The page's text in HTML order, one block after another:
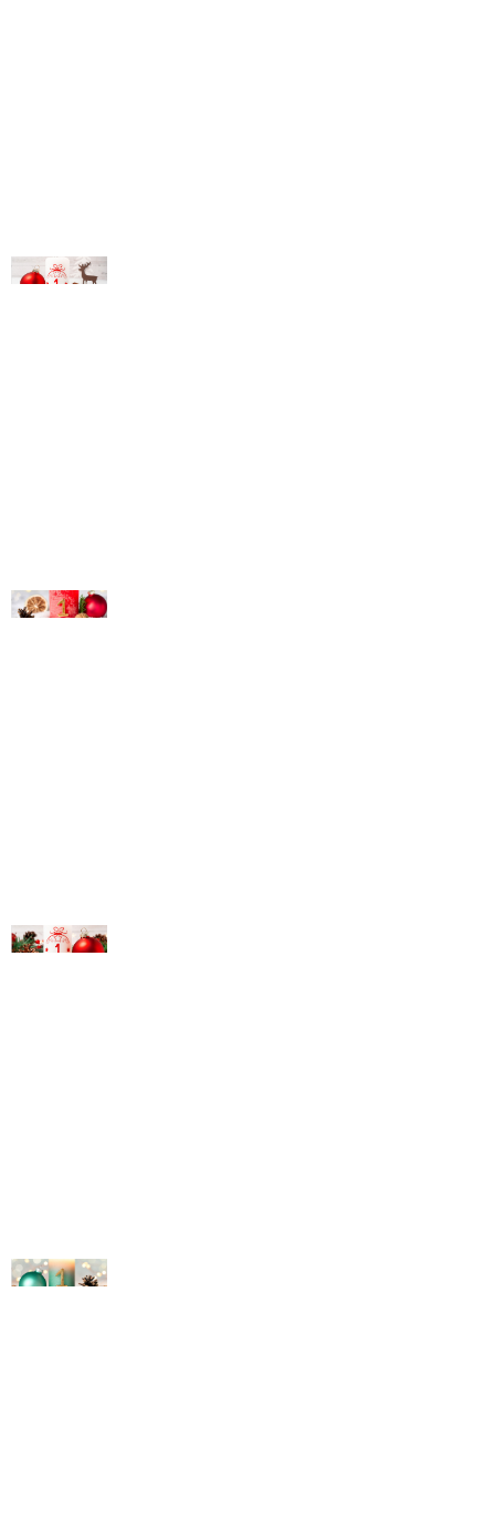
© Michael Bihlmayer
© Michael Bihlmayer
© Michael Bihlmayer
© Michael Bihlmayer